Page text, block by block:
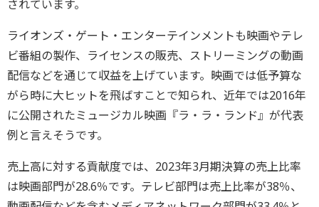
されています。
ライオンズ・ゲート・エンターテインメントも映画やテレ
ビ番組の製作、ライセンスの販売、ストリーミングの動画
配信などを通じて収益を上げています。映画では低予算な
がら時に大ヒットを飛ばすことで知られ、近年では2016年
に公開されたミュージカル映画『ラ・ラ・ランド』が代表
例と言えそうです。
売上高に対する貢献度では、2023年3月期決算の売上比率
は映画部門が28.6％です。テレビ部門は売上比率が38％、